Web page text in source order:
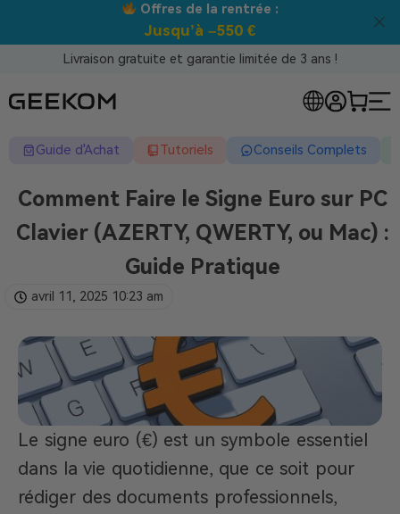
Offres de la rentrée :
Jusqu’à –550 €
Livraison gratuite et garantie limitée de 3 ans !
Guide d'Achat Tutoriels Conseils Complets
Comment Faire le Signe Euro sur PC
Clavier (AZERTY, QWERTY, ou Mac) :
Guide Pratique
avril 11, 2025 10:23 am
Le signe euro (€) est un symbole essentiel
dans la vie quotidienne, que ce soit pour
rédiger des documents professionnels,